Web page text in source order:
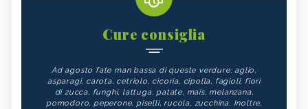
Cure consiglia
Ad agosto fate man bassa di queste verdure: aglio,
asparagi, carota, cetriolo, cicoria, cipolla, fagioli, fiori
di zucca, funghi, lattuga, patate, mais, melanzana,
pomodoro, peperone, piselli, rucola, zucchina. Inoltre,